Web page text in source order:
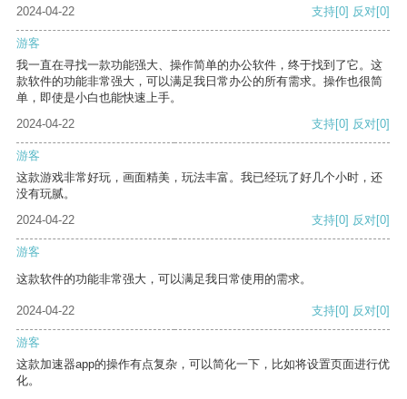
2024-04-22 支持[0] 反对[0]
游客
我一直在寻找一款功能强大、操作简单的办公软件，终于找到了它。这
款软件的功能非常强大，可以满足我日常办公的所有需求。操作也很简
单，即使是小白也能快速上手。
2024-04-22
支持[0] 反对[0]
游客
这款游戏非常好玩，画面精美，玩法丰富。我已经玩了好几个小时，还
没有玩腻。
2024-04-22
支持[0] 反对[0]
游客
这款软件的功能非常强大，可以满足我日常使用的需求。
2024-04-22 支持[0] 反对[0]
游客
这款加速器app的操作有点复杂，可以简化一下，比如将设置页面进行优
化。